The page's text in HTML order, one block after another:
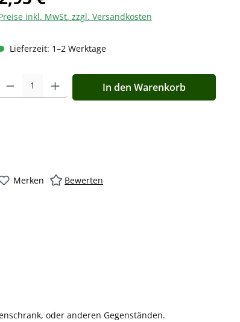
inkl. MwSt. zzgl. Versandkosten
Lieferzeit: 1–2 Werktage
Produkt Anzahl: Gib den gewünschten Wert ein oder
In den Warenkorb
Merken Bewerten
oder anderen Gegenständen.